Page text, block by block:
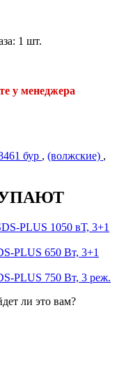
1 шт.
у менеджера
бур , (волжские) ,
PLUS 1050 вТ, 3+1
PLUS 650 Вт, 3+1
PLUS 750 Вт, 3 реж.
ли это вам?